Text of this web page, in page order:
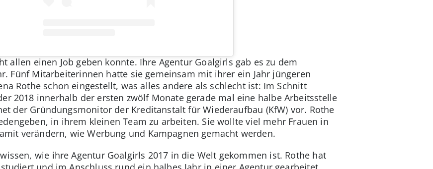
allen einen Job geben konnte. Ihre Agentur Goalgirls gab es zu dem
Fünf Mitarbeiterinnen hatte sie gemeinsam mit ihrer ein Jahr jüngeren
Rothe schon eingestellt, was alles andere als schlecht ist: Im Schnitt
2018 innerhalb der ersten zwölf Monate gerade mal eine halbe Arbeitsstelle
der Gründungsmonitor der Kreditanstalt für Wiederaufbau (KfW) vor. Rothe
in ihrem kleinen Team zu arbeiten. Sie wollte viel mehr Frauen in
verändern, wie Werbung und Kampagnen gemacht werden.
wie ihre Agentur Goalgirls 2017 in die Welt gekommen ist. Rothe hat